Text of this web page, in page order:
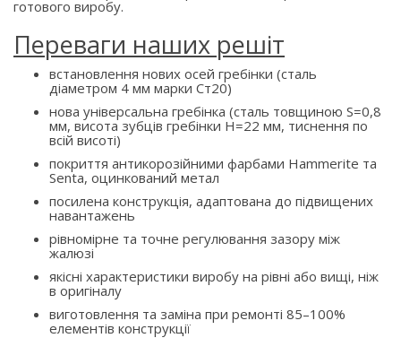
готового виробу.
Переваги наших решіт
встановлення нових осей гребінки (сталь
діаметром 4 мм марки Ст20)
нова універсальна гребінка (сталь товщиною S=0,8
мм, висота зубців гребінки H=22 мм, тиснення по
всій висоті)
покриття антикорозійними фарбами Hammerite та
Senta, оцинкований метал
посилена конструкція, адаптована до підвищених
навантажень
рівномірне та точне регулювання зазору між
жалюзі
якісні характеристики виробу на рівні або вищі, ніж
в оригіналу
виготовлення та заміна при ремонті 85–100%
елементів конструкції